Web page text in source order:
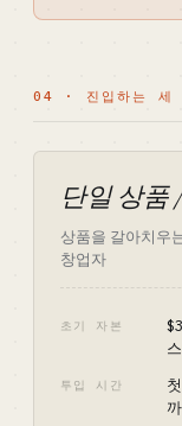
04 · 진입하는 세
단일 상품
상품을 갈아치우
창업자
초기 자본
투입 시간